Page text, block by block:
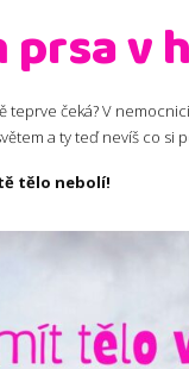
prsa v
teprve čeká? V
a ty teď nevíš co si
tělo nebolí!